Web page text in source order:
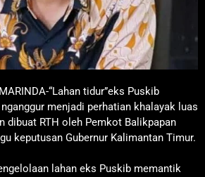
“Lahan tidur”eks Puskib
menjadi perhatian khalayak luas
dibuat RTH oleh Pemkot Balikpapan
keputusan Gubernur Kalimantan Timur.
lahan eks Puskib memantik